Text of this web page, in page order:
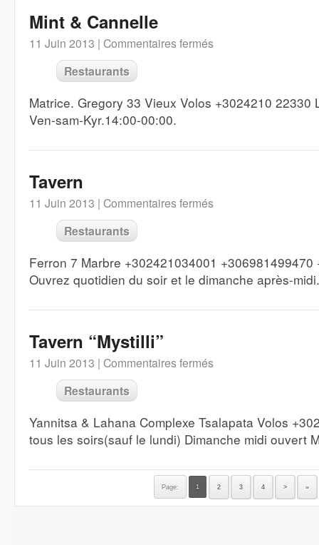
Mint & Cannelle
11 Juin 2013 | Commentaires fermés
Restaurants
Matrice. Gregory 33 Vieux Volos +3024210 22330
Ven-sam-Kyr.14:00-00:00.
Tavern
11 Juin 2013 | Commentaires fermés
Restaurants
Ferron 7 Marbre +302421034001 +306981499470
Ouvrez quotidien du soir et le dimanche après-
Tavern “Mystilli”
11 Juin 2013 | Commentaires fermés
Restaurants
Yannitsa & Lahana Complexe Tsalapata Volos
tous les soirs(sauf le lundi) Dimanche midi ouvert
Page: 1 2 3 4 > »